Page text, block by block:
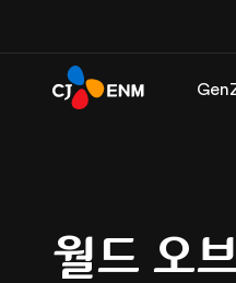
월드 오